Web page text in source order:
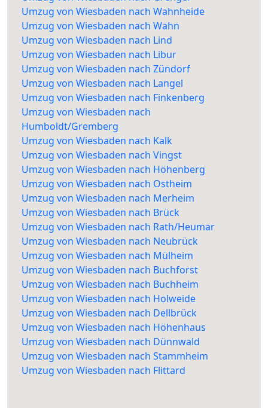
Umzug von Wiesbaden nach Wahnheide
Umzug von Wiesbaden nach Wahn
Umzug von Wiesbaden nach Lind
Umzug von Wiesbaden nach Libur
Umzug von Wiesbaden nach Zündorf
Umzug von Wiesbaden nach Langel
Umzug von Wiesbaden nach Finkenberg
Umzug von Wiesbaden nach
Humboldt/Gremberg
Umzug von Wiesbaden nach Kalk
Umzug von Wiesbaden nach Vingst
Umzug von Wiesbaden nach Höhenberg
Umzug von Wiesbaden nach Ostheim
Umzug von Wiesbaden nach Merheim
Umzug von Wiesbaden nach Brück
Umzug von Wiesbaden nach Rath/Heumar
Umzug von Wiesbaden nach Neubrück
Umzug von Wiesbaden nach Mülheim
Umzug von Wiesbaden nach Buchforst
Umzug von Wiesbaden nach Buchheim
Umzug von Wiesbaden nach Holweide
Umzug von Wiesbaden nach Dellbrück
Umzug von Wiesbaden nach Höhenhaus
Umzug von Wiesbaden nach Dünnwald
Umzug von Wiesbaden nach Stammheim
Umzug von Wiesbaden nach Flittard